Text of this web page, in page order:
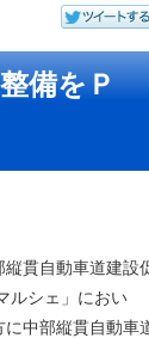
備をＰ
貫自動車道建設
ルシェ」におい
中部縦貫自動車